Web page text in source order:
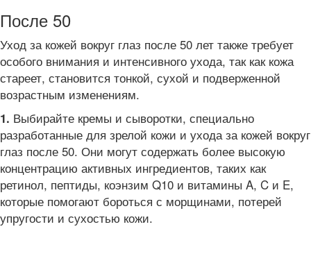
После 50
Уход за кожей вокруг глаз после 50 лет также требует
особого внимания и интенсивного ухода, так как кожа
стареет, становится тонкой, сухой и подверженной
возрастным изменениям.
1. Выбирайте кремы и сыворотки, специально
разработанные для зрелой кожи и ухода за кожей вокруг
глаз после 50. Они могут содержать более высокую
концентрацию активных ингредиентов, таких как
ретинол, пептиды, коэнзим Q10 и витамины A, C и E,
которые помогают бороться с морщинами, потерей
упругости и сухостью кожи.